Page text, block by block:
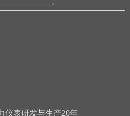
仪表研发与生产20年